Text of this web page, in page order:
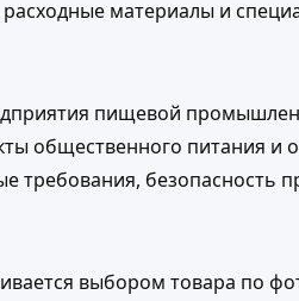
материалы и
пищевой
общественного питания и
требования, безопасность
выбором товара по